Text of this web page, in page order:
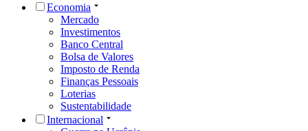
Economia
Mercado
Investimentos
Banco Central
Bolsa de Valores
Imposto de Renda
Finanças Pessoais
Loterias
Sustentabilidade
Internacional